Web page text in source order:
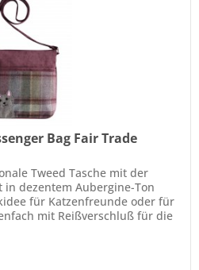
Bag Fair Trade
Tweed Tasche mit der
dezentem Aubergine-Ton
für Katzenfreunde oder für
mit Reißverschluß für die